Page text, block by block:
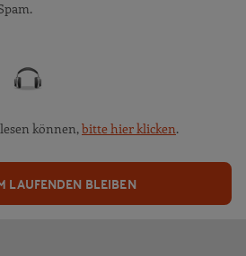
können,bitte hier klicken.
LAUFENDEN BLEIBEN